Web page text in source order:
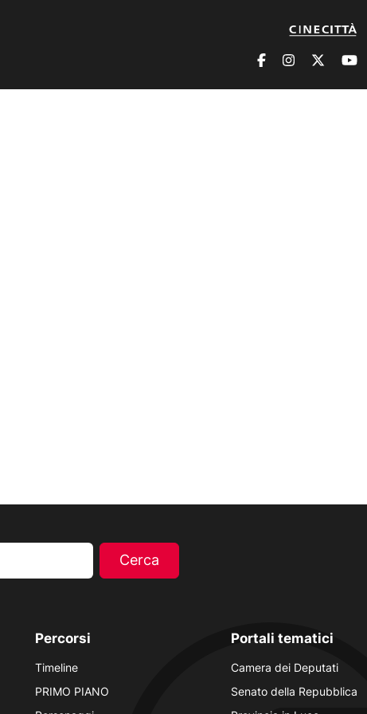
Percorsi
Timeline
PRIMO PIANO
Portali tematici
Camera dei Deputati
Senato della Repubblica